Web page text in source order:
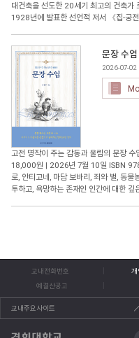
대건축을 선도한 20세기 최고의 건축
1928년에 발표한 선언적 저서 《집-
광과 지속가능성》 등으로 대한민국학
저술 활동의 공로를 인정받아 대한건축
대표적 학자다. 르코르뷔지에가 이 책을 쓴 배경에는 1927년 제네바 국제연맹 청사 국제
공모전이 있다. 건축 예술의 쇄신을 보
등으로 추천되지만, 그와 대립각을 세우
당선작으로 격하된다. 르코르뷔지에는
야합의 경위를 낱낱이 밝히고, 자신의 작
다. 흑백 사진과 건축 도면, 스케치와 드로잉, 신문 기사와 청원서 등을 함께 수록한 이 책
은 르코르뷔지에의 건축적 사유와 실천이 담
뷰 근대건축을 선도한 르코르뷔지에의
에 맞선 르코르뷔지에의 가장 뜨거운 변론 ◼ 건축 기득권의 허영을 깨부순 선언, “집
전이고, 궁전은 집이다” 이 책의 제목 ‘집-궁전’을 처음 접하면 누구나 고개를 갸웃하게 된
다. 평범한 개인이 몸을 누이는 소박한
연결한 저자의 의도가 쉽게 잡히지 않기
내거나 유행을 좇지 않고 직관과 이성이
니라, 순수한 형태들이 조화로운 법칙 속
문장 수업
2026-07-02
고전 명작이 주는 감동과 울림의 문장 수업 이병수 지음 | 140*200 240쪽 | 무선 |
18,000원 | 2026년 7월 10일 ISBN 978-89-8222-830-8 (03800) ▣ 책 소개 오셀
로, 안티고네, 마담 보바리, 죄와 벌, 동
투하고, 욕망하는 존재인 인간에 대한 깊은 통찰” 삶을 채우는 고전 읽기
레이의 초상』 등 인류의 지적 유산으로
깊은 곳을 탐색하는 책이다. ‘선택하다’, ‘
하다’ ‘창조하다’와 같은 동사를 키워드
『동사 수업』이 인간의 밝고 긍정적인
불안과 욕망, 질투와 후회, 죄의식과 구
록 독자를 이끈다. 저자 이병수 교수는 경희대학교 후마니타스칼리지에서 문학 철학 언어
를 넘나드는 강의를 진행해 왔으며, 『
교내전화번호 개
예결산공고
교내주요사이트